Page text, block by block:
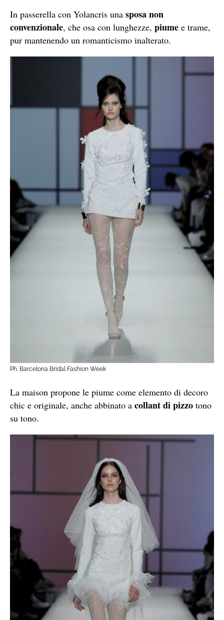
In passerella con Yolancris una sposa non
convenzionale, che osa con lunghezze, piume e trame,
pur mantenendo un romanticismo inalterato.
Ph. Barcelona Bridal Fashion Week
La maison propone le piume come elemento di decoro
chic e originale, anche abbinato a collant di pizzo tono
su tono.